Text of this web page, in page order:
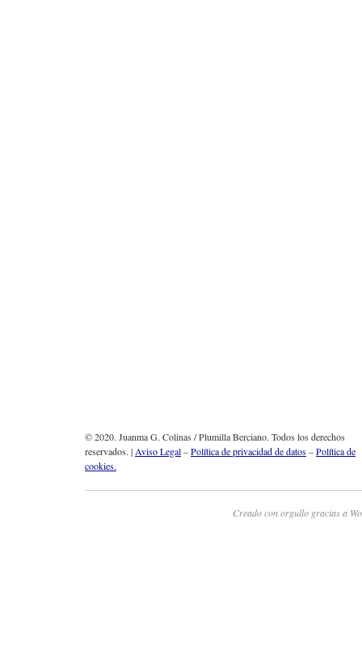
© 2020. Juanma G. Colinas / Plumilla Berciano. Todos los derechos
reservados. |Aviso Legal–Política de privacidad de datos–Política de
cookies.
Creado con orgullo gracias a